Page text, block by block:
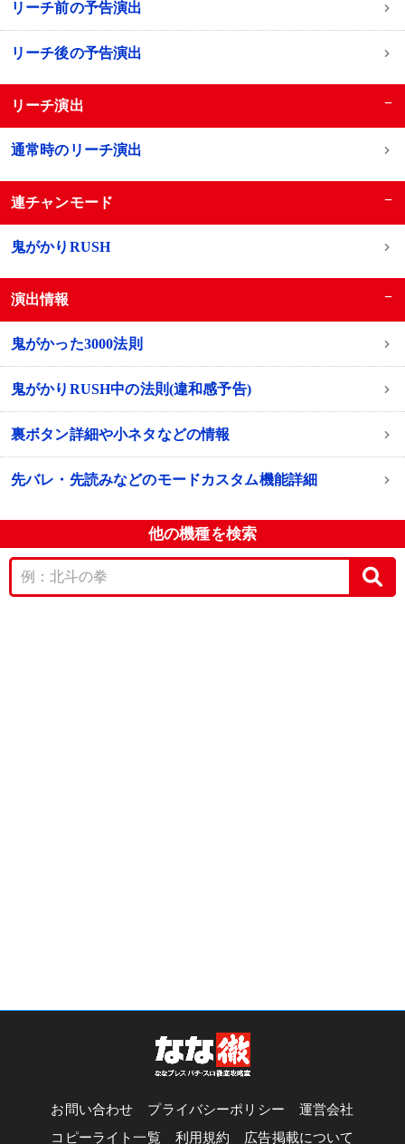
リーチ前の予告演出
リーチ後の予告演出
リーチ演出 −
通常時のリーチ演出
連チャンモード −
鬼がかりRUSH
演出情報 −
鬼がかった3000法則
鬼がかりRUSH中の法則(違和感予告)
裏ボタン詳細や小ネタなどの情報
先バレ・先読みなどのモードカスタム機能詳細
他の機種を検索
お問い合わせ プライバシーポリシー
運営会社
コピーライト一覧
利用規約 広告掲載について